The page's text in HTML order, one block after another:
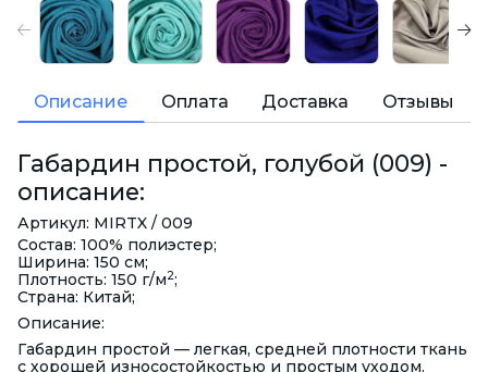
Описание Оплата Доставка Отзывы
Габардин простой, голубой (009) -
описание:
Артикул: MIRTX / 009
Состав: 100% полиэстер;
Ширина: 150 см;
Плотность: 150 г/м2;
Страна: Китай;
Описание:
Габардин простой — легкая, средней плотности ткань
с хорошей износостойкостью и простым уходом.